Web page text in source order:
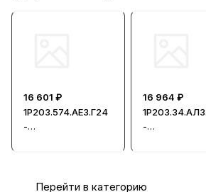
16 601 ₽
1Р203.574.АЕ3.Г24
-
16 964 ₽
-
Перейти в категорию